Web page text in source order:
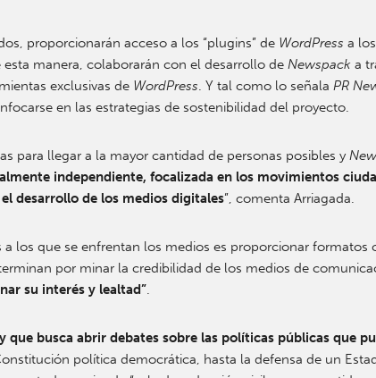
proporcionarán acceso a los “plugins” de WordPress a
manera, colaborarán con el desarrollo de Newspacka
exclusivas de WordPress. Y tal como lo señala PR
en las estrategias de sostenibilidad del proyecto.
para llegar a la mayor cantidad de personas posibles y
independiente, focalizada en los movimientos
desarrollo de los medios digitales”, comenta Arriagada.
los que se enfrentan los medios es proporcionar formatos
por minar la credibilidad de los medios de
su interés y lealtad”.
busca abrir debates sobre las políticas públicas que
política democrática, hasta la defensa de un